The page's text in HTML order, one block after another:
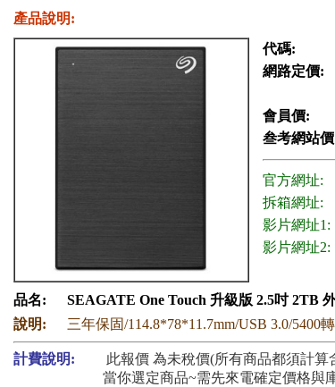
產品說明:
代碼:
網路定價:
會員價:
叁考網站
官方網址:
拆箱網址:
影片網址1:
影片網址2:
品名:
SEAGATE One Touch 升級版 2.5吋 2TB
說明:
三年保固/114.8*78*11.7mm/USB 3.0/5400轉
計費說明:
此報價 為未稅價(所有商品都須計算
當你選定商品~需先來電確定價格與